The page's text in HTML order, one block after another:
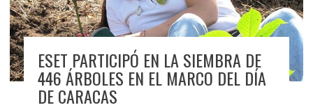
ESET PARTICIPÓ EN LA SIEMBRA DE
446 ÁRBOLES EN EL MARCO DEL DÍA
DE CARACAS